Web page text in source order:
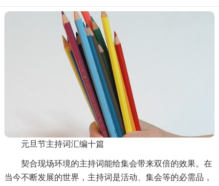
元旦节主持词汇编十篇
契合现场环境的主持词能给集会带来双倍的效果。在
当今不断发展的世界，主持词是活动、集会等的必需品，